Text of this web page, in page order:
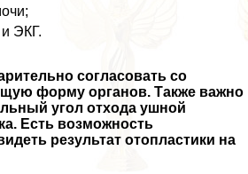
ЭКГ.
согласовать со
форму органов. Также важно
угол отхода ушной
Есть возможность
результат отопластики на